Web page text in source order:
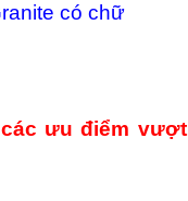
có chữ
ưu điểm vượt